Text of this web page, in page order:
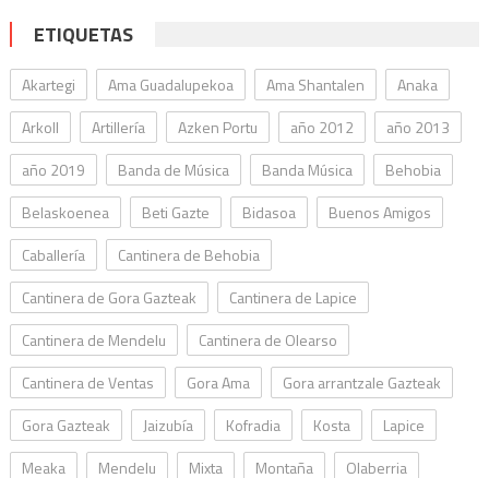
ETIQUETAS
Akartegi Ama Guadalupekoa Ama Shantalen
Anaka
Arkoll
Artillería Azken Portu año 2012
año 2013
año 2019
Banda de Música Banda Música
Behobia
Belaskoenea
Beti Gazte Bidasoa
Buenos Amigos
Caballería
Cantinera de Behobia
Cantinera de Gora Gazteak
Cantinera de Lapice
Cantinera de Mendelu
Cantinera de Olearso
Cantinera de Ventas
Gora Ama
Gora arrantzale Gazteak
Gora Gazteak
Jaizubía Kofradia Kosta
Lapice
Meaka
Mendelu Mixta Montaña
Olaberria